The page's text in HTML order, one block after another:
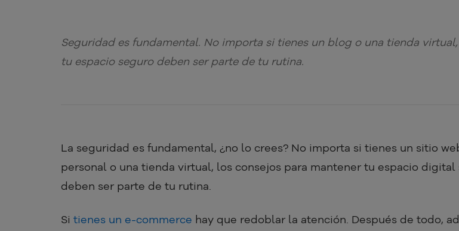
Seguridad es fundamental. No importa si tienes un blog o una tienda
tu espacio seguro deben ser parte de tu rutina.
La seguridad es fundamental, ¿no lo crees? No importa si tienes un sitio
personal o una tienda virtual, los consejos para mantener tu espacio digital
deben ser parte de tu rutina.
Si tienes un e-commerce hay que redoblar la atención. Después de todo,